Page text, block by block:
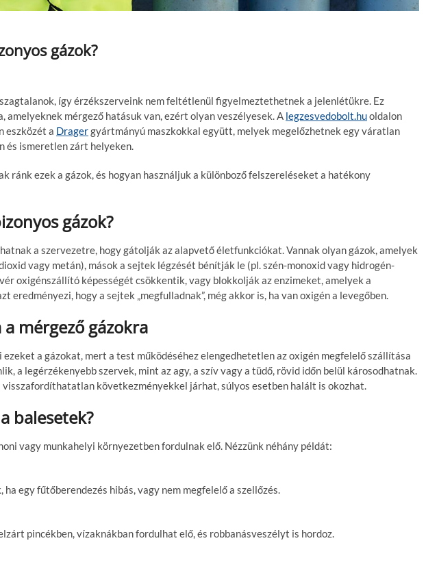
gázok?
így érzékszerveink nem feltétlenül figyelmeztethetnek a jelenlétükre. Ez
amelyeknek mérgező hatásuk van, ezért olyan veszélyesek. A legzesvedobolt.huoldalon
eszközét a Dragergyártmányú maszkokkal együtt, melyek megelőzhetnek egy váratlan
és ismeretlen zárt helyeken.
ránk ezek a gázok, és hogyan használjuk a különboző felszereléseket a hatékony
gázok?
a szervezetre, hogy gátolják az alapvető életfunkciókat. Vannak olyan gázok, amelyek
vagy metán), mások a sejtek légzését bénítják le (pl. szén-monoxid vagy hidrogén-
oxigénszállító képességét csökkentik, vagy blokkolják az enzimeket, amelyek a
eredményezi, hogy a sejtek „megfulladnak”, még akkor is, ha van oxigén a levegőben.
a mérgező gázokra
a gázokat, mert a test működéséhez elengedhetetlen az oxigén megfelelő szállítása
a legérzékenyebb szervek, mint az agy, a szív vagy a tüdő, rövid időn belül károsodhatnak.
visszafordíthatatlan következményekkel járhat, súlyos esetben halált is okozhat.
balesetek?
vagy munkahelyi környezetben fordulnak elő. Nézzünk néhány példát:
egy fűtőberendezés hibás, vagy nem megfelelő a szellőzés.
pincékben, vízaknákban fordulhat elő, és robbanásveszélyt is hordoz.